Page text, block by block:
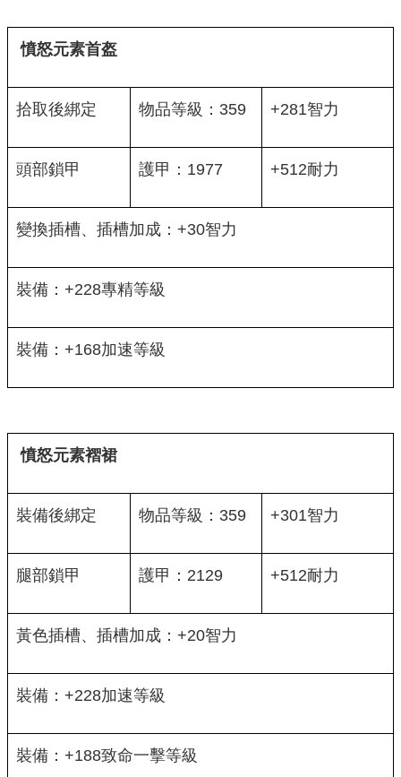
憤怒元素首盔
拾取後綁定 物品等級：359 +281智力
頭部鎖甲 護甲：1977 +512耐力
變換插槽、插槽加成：+30智力
裝備：+228專精等級
裝備：+168加速等級
憤怒元素褶裙
裝備後綁定 物品等級：359 +301智力
腿部鎖甲 護甲：2129 +512耐力
黃色插槽、插槽加成：+20智力
裝備：+228加速等級
裝備：+188致命一擊等級